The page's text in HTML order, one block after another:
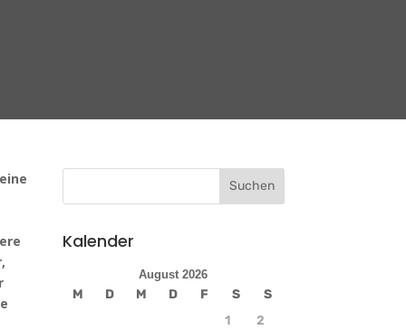
Kalender
August 2026
M D M D F S
S
1
2